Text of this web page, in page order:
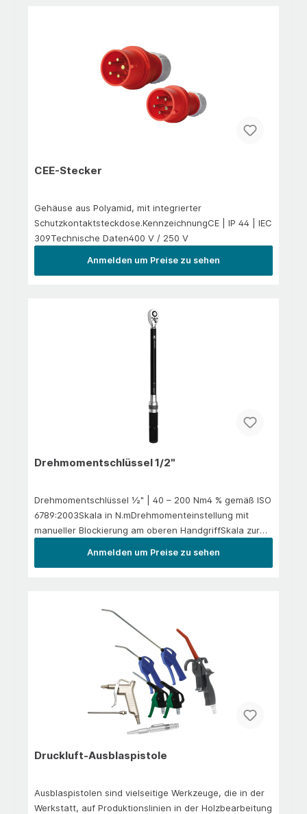
CEE-Stecker
Gehäuse aus Polyamid, mit integrierter
Schutzkontaktsteckdose.KennzeichnungCE | IP 44 | IEC
309Technische Daten400 V / 250 V
Anmelden um Preise zu sehen
Drehmomentschlüssel 1/2"
Drehmomentschlüssel ½" | 40 – 200 Nm4 % gemäß ISO
6789:2003Skala in N.mDrehmomenteinstellung mit
manueller Blockierung am oberen HandgriffSkala zur
KofferLanglebigDie Zuverlässigkeit des Mechanismus
hält bis zu 25.000 Arbeitszyklen54 Zähne greifen im
Ratschenkopf, mit Schnellwechselsystem für
StecknüsseKomfortAluminum Handgriff resistent gegen
die meistgebräuchlichen Chemikalien in
WerkstättenKompaktFür schwer zugängliche Stellen
Anmelden um Preise zu sehen
Druckluft-Ausblaspistole
Ausblaspistolen sind vielseitige Werkzeuge, die in der
Werkstatt, auf Produktionslinien in der Holzbearbeitung